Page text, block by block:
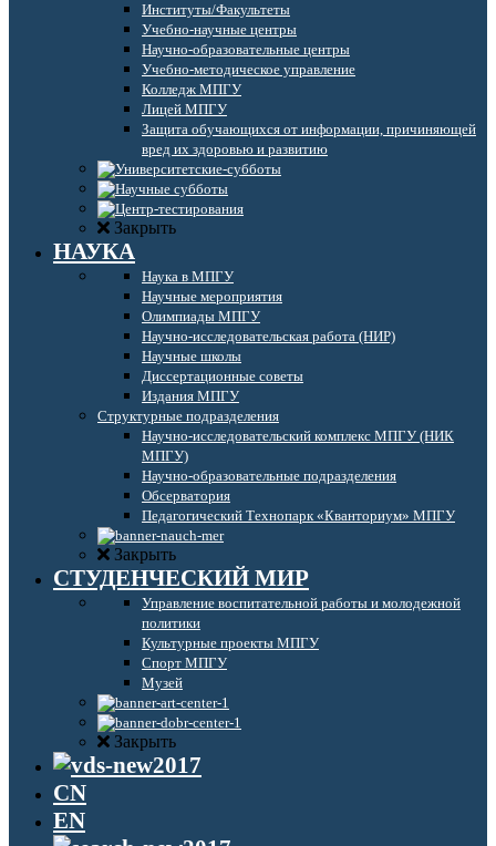
Институты/Факультеты
Учебно-научные центры
Научно-образовательные центры
Учебно-методическое управление
Колледж МПГУ
Лицей МПГУ
Защита обучающихся от информации, причиняющей
вред их здоровью и развитию
Закрыть
НАУКА
Наука в МПГУ
Научные мероприятия
Олимпиады МПГУ
Научно-исследовательская работа (НИР)
Научные школы
Диссертационные советы
Издания МПГУ
Структурные подразделения
Научно-исследовательский комплекс МПГУ (НИК
МПГУ)
Научно-образовательные подразделения
Обсерватория
Педагогический Технопарк «Кванториум» МПГУ
Закрыть
СТУДЕНЧЕСКИЙ МИР
Управление воспитательной работы и молодежной
политики
Культурные проекты МПГУ
Спорт МПГУ
Музей
Закрыть
CN
EN